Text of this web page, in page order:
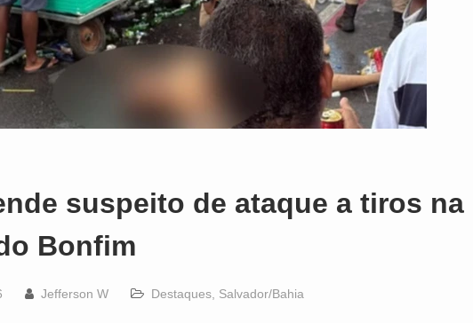
suspeito de ataque a tiros na
Bonfim
Jefferson W Destaques Salvador/Bahia